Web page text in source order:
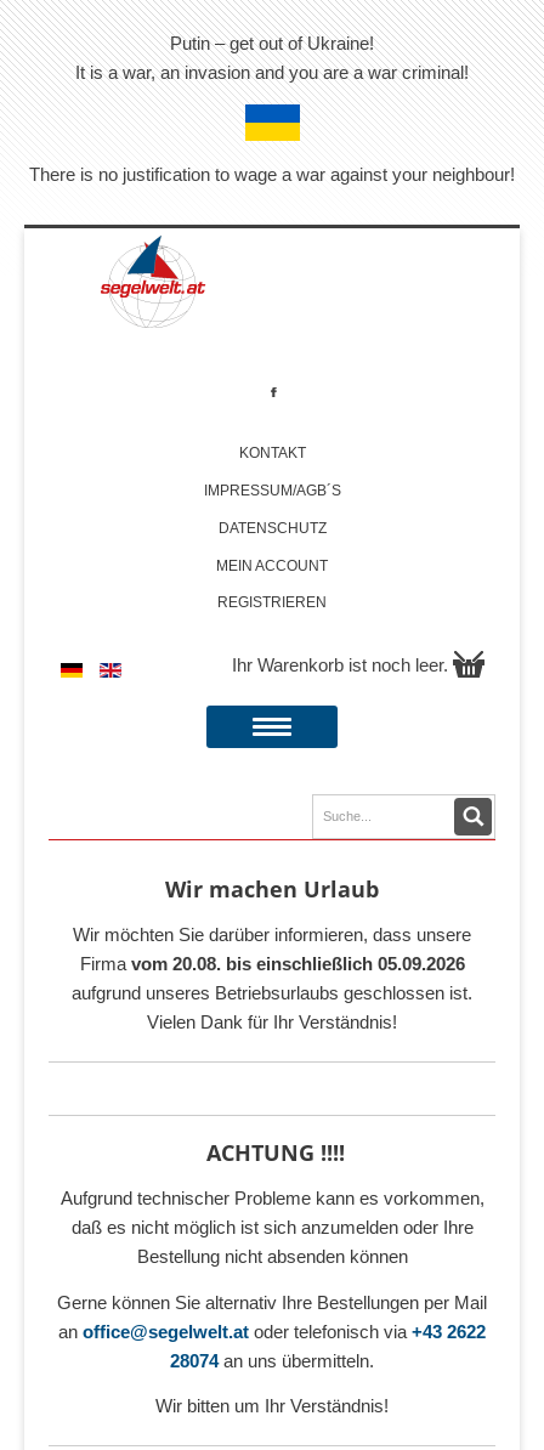
Putin – get out of Ukraine!
It is a war, an invasion and you are a war criminal!
There is no justification to wage a war against your neighbour!
KONTAKT
IMPRESSUM/AGB´S
DATENSCHUTZ
MEIN ACCOUNT
REGISTRIEREN
Ihr Warenkorb ist noch leer.
Wir machen Urlaub
Wir möchten Sie darüber informieren, dass unsere
Firma vom 20.08. bis einschließlich 05.09.2026
aufgrund unseres Betriebsurlaubs geschlossen ist.
Vielen Dank für Ihr Verständnis!
ACHTUNG !!!!
Aufgrund technischer Probleme kann es vorkommen,
daß es nicht möglich ist sich anzumelden oder Ihre
Bestellung nicht absenden können
Gerne können Sie alternativ Ihre Bestellungen per Mail
an office@segelwelt.at oder telefonisch via +43 2622
28074an uns übermitteln.
Wir bitten um Ihr Verständnis!